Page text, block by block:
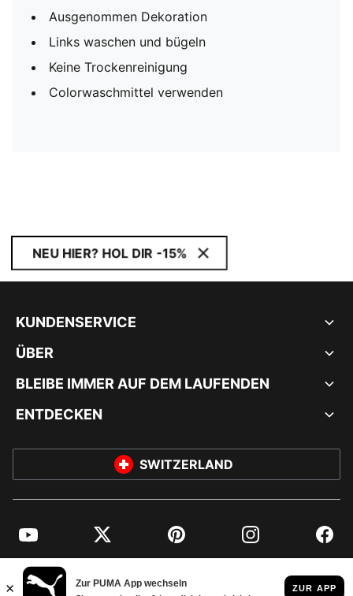
Ausgenommen Dekoration
Links waschen und bügeln
Keine Trockenreinigung
Colorwaschmittel verwenden
NEU HIER? HOL DIR -15%
KUNDENSERVICE
ÜBER
BLEIBE IMMER AUF DEM LAUFENDEN
ENTDECKEN
SWITZERLAND
YouTube Twitter Pinterest Instagram
© PUMA EUROPE GMBH, 2026. ALLE RECHTE VORBEHALTEN
IMPRESSUM UND RECHTLICHE HINWEISE